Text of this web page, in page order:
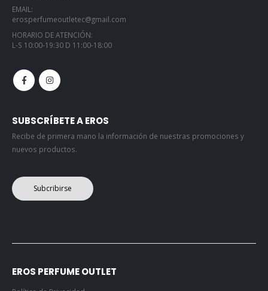
EMAIL:
erosperfumeoutletec@gmail.com
HORARIO DE ATENCIÓN:
L-S 10:00-19:30 D 11:00-18:00
SUBSCRÍBETE A EROS
Recibe de primera mano la información de nuestras promociones y
nuevos productos.
Subcribirse
EROS PERFUME OUTLET